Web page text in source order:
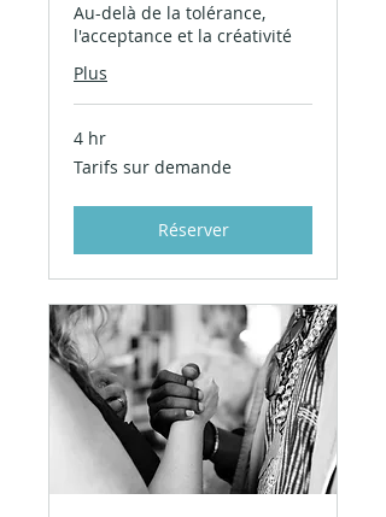
Au-delà de la tolérance,
l'acceptance et la créativité
Plus
4 hr
Tarifs
sur
Tarifs sur demande
Réserver